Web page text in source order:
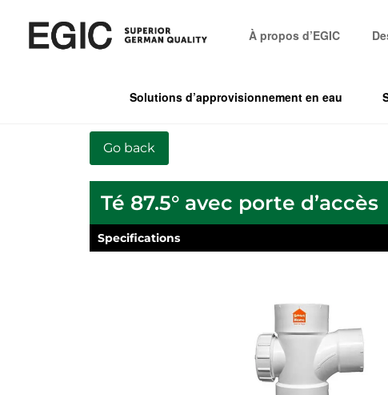
À propos d’EGIC
Solutions d’approvisionnement en eau
Té 87.5° avec porte d’accès
Specifications